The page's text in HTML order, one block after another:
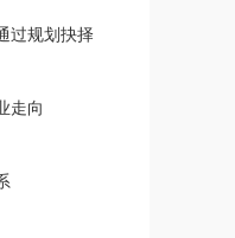
过规划抉择
走向